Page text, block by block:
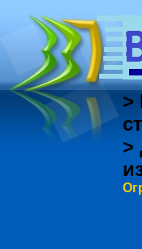
>
>